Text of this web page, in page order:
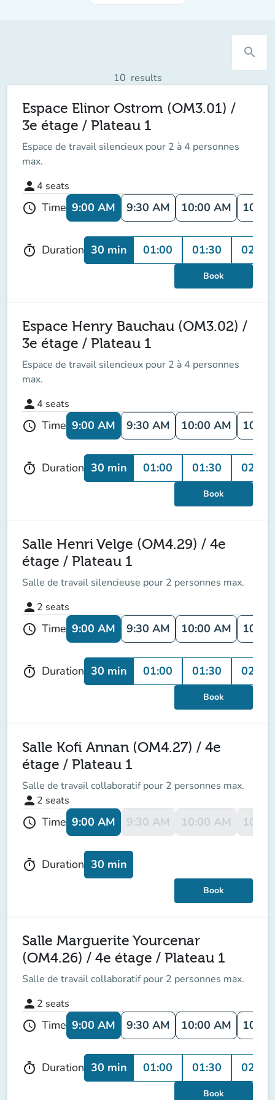
search
10 results
Espace Elinor Ostrom (OM3.01) /
3e étage / Plateau 1
Espace de travail silencieux pour 2 à 4 personnes
max.
person 4 seats
schedule Time 9:00 AM 9:30 AM 10:00 AM
timer Duration 30 min 01:00 01:30 02:00
Book
Espace Henry Bauchau (OM3.02) /
3e étage / Plateau 1
Espace de travail silencieux pour 2 à 4 personnes
max.
person 4 seats
schedule Time 9:00 AM 9:30 AM 10:00 AM
timer Duration 30 min 01:00 01:30 02:00
Book
Salle Henri Velge (OM4.29) / 4e
étage / Plateau 1
Salle de travail silencieuse pour 2 personnes max.
person 2 seats
schedule Time 9:00 AM 9:30 AM 10:00 AM
timer Duration 30 min 01:00 01:30 02:00
Book
Salle Kofi Annan (OM4.27) / 4e
étage / Plateau 1
Salle de travail collaboratif pour 2 personnes max.
person 2 seats
schedule Time 9:00 AM 9:30 AM 10:00 AM
timer Duration 30 min
Book
Salle Marguerite Yourcenar
(OM4.26) / 4e étage / Plateau 1
Salle de travail collaboratif pour 2 personnes max.
person 2 seats
schedule Time 9:00 AM 9:30 AM 10:00 AM
timer Duration 30 min 01:00 01:30 02:00
Book